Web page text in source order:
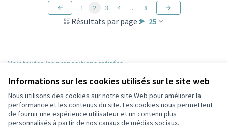
Informations sur les cookies utilisés sur le site web
Nous utilisons des cookies sur notre site Web pour améliorer la
performance et les contenus du site. Les cookies nous permettent
de fournir une expérience utilisateur et un contenu plus
personnalisés à partir de nos canaux de médias sociaux.
Résultats par page : 25
1 2 3 4 … 8
Voir toutes les propositions retirées
Conditions d'utilisation
Paramètres des cookies
Participez Villeurbanne sur X
Participez Villeurbanne sur Facebook
Participez Villeurbanne sur Instagram
Participez Villeurbanne sur YouTube